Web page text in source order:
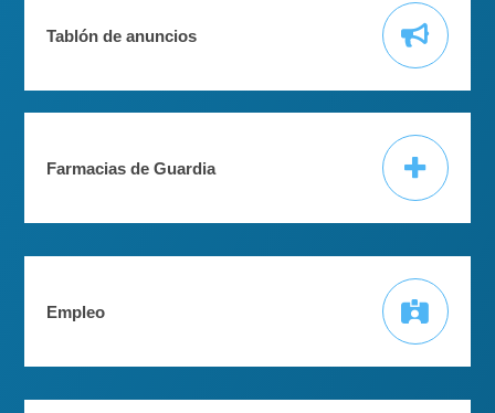
Tablón de anuncios
Farmacias de Guardia
Empleo